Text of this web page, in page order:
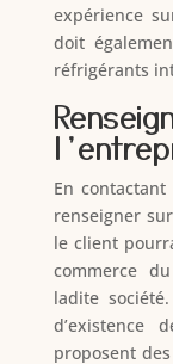
expérience
doit
réfrigérants
En
renseigner
le client
commerce
ladite
d’existence
proposent